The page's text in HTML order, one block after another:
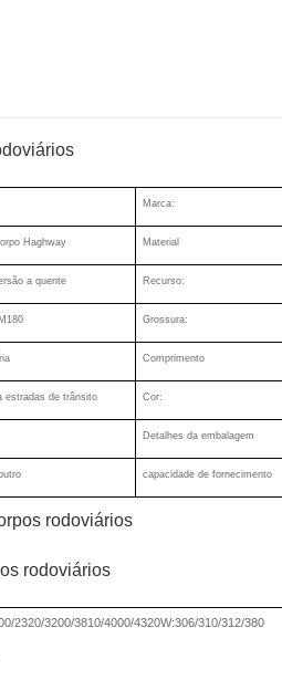
Marca:
Haghway Material
a quente Recurso:
Grossura:
Comprimento
estradas de trânsito Cor:
Detalhes da embalagem
capacidade de fornecimento
rodoviários
rodoviários
2320/3200/3810/4000/4320W:306/310/312/380